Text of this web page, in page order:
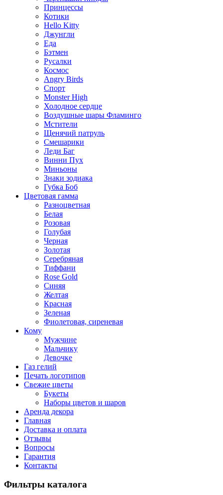
Принцессы
Котики
Hello Kitty
Джунгли
Еда
Бэтмен
Русалки
Космос
Angry Birds
Спорт
Monster High
Холодное сердце
Воздушные шары Фламинго
Мстители
Щенячий патруль
Смешарики
Леди Баг
Винни Пух
Миньоны
Знаки зодиака
Губка Боб
Цветовая гамма
Разноцветная
Белая
Розовая
Голубая
Черная
Золотая
Серебряная
Тиффани
Rose Gold
Синяя
Желтая
Красная
Зеленая
Фиолетовая, сиреневая
Кому
Мужчине
Мальчику
Девочке
Газ гелий
Печать логотипов
Свежие цветы
Букеты
Наборы цветов и шаров
Аренда декора
Главная
Доставка и оплата
Отзывы
Вопросы
Гарантия
Контакты
Фильтры каталога